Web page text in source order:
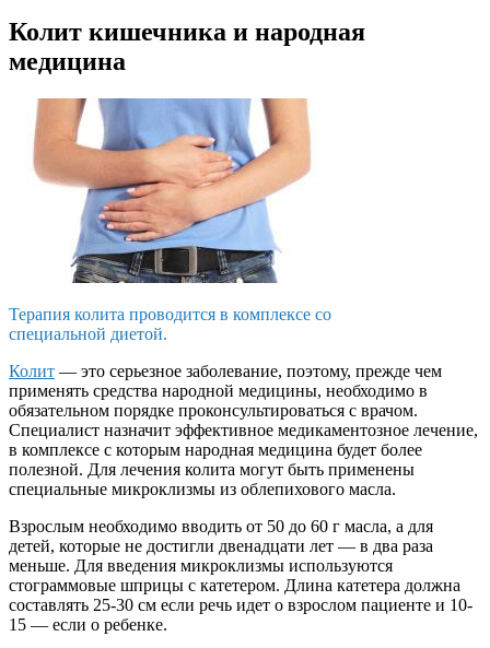
Колит кишечника и народная
медицина
Терапия колита проводится в комплексе со
специальной диетой.
Колит — это серьезное заболевание, поэтому, прежде чем
применять средства народной медицины, необходимо в
обязательном порядке проконсультироваться с врачом.
Специалист назначит эффективное медикаментозное лечение,
в комплексе с которым народная медицина будет более
полезной. Для лечения колита могут быть применены
специальные микроклизмы из облепихового масла.
Взрослым необходимо вводить от 50 до 60 г масла, а для
детей, которые не достигли двенадцати лет — в два раза
меньше. Для введения микроклизмы используются
стограммовые шприцы с катетером. Длина катетера должна
составлять 25-30 см если речь идет о взрослом пациенте и 10-
15 — если о ребенке.